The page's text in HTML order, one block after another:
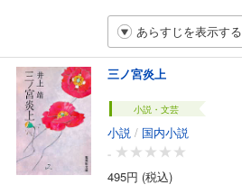
あらすじを表示する
三ノ宮炎上
小説・文芸
小説 / 国内小説
-
495円 (税込)